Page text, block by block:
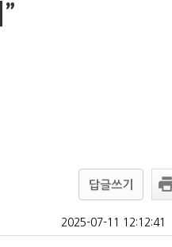
답글쓰기
2025-07-11 12:12:41